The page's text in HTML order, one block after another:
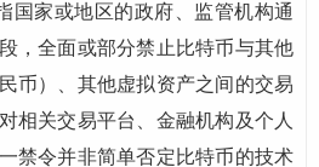
国家或地区的政府、监管机构通
，全面或部分禁止比特币与其他
币）、其他虚拟资产之间的交易
相关交易平台、金融机构及个人
禁令并非简单否定比特币的技术